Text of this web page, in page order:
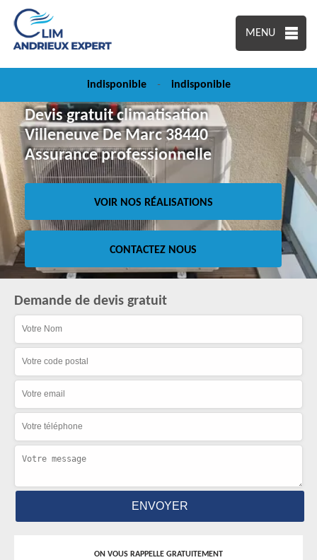
MENU
indisponible - indisponible
Devis gratuit climatisation
Villeneuve De Marc 38440
Assurance professionnelle
VOIR NOS RÉALISATIONS
CONTACTEZ NOUS
Demande de devis gratuit
ON VOUS RAPPELLE GRATUITEMENT